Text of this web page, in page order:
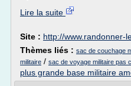
Lire la suite
Site : http://www.randonner-
Thèmes liés : sac de couchage
militaire / sac de voyage militaire pas
plus grande base militaire